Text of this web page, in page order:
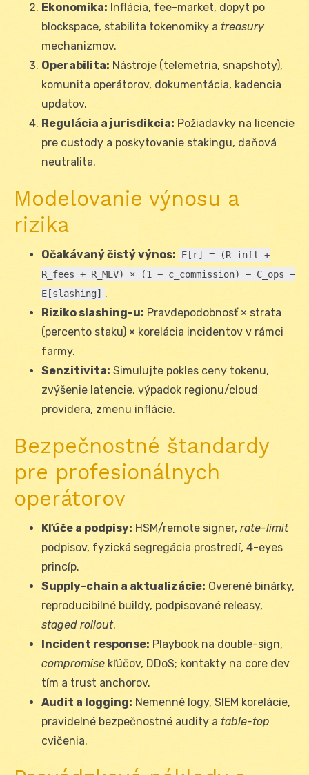
Ekonomika: Inflácia, fee-market, dopyt po
blockspace, stabilita tokenomiky a treasury
mechanizmov.
Operabilita: Nástroje (telemetria, snapshoty),
komunita operátorov, dokumentácia, kadencia
updatov.
Regulácia a jurisdikcia: Požiadavky na licencie
pre custody a poskytovanie stakingu, daňová
neutralita.
Modelovanie výnosu a
rizika
Očakávaný čistý výnos:
E[r] = (R_infl +
R_fees + R_MEV) × (1 − c_commission) − C_ops −
E[slashing] .
Riziko slashing-u: Pravdepodobnosť × strata
(percento staku) × korelácia incidentov v rámci
farmy.
Senzitivita: Simulujte pokles ceny tokenu,
zvýšenie latencie, výpadok regionu/cloud
providera, zmenu inflácie.
Bezpečnostné štandardy
pre profesionálnych
operátorov
Kľúče a podpisy: HSM/remote signer, rate-limit
podpisov, fyzická segregácia prostredí, 4-eyes
princíp.
Supply-chain a aktualizácie: Overené binárky,
reproducibilné buildy, podpisované releasy,
staged rollout.
Incident response: Playbook na double-sign,
compromise kľúčov, DDoS; kontakty na core dev
tím a trust anchorov.
Audit a logging: Nemenné logy, SIEM korelácie,
pravidelné bezpečnostné audity a table-top
cvičenia.